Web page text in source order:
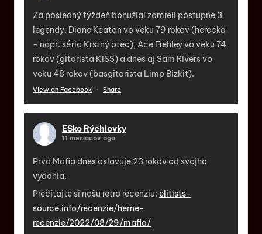
Za posledný týždeň bohužiaľ zomreli postupne 3
legendy. Diane Keaton vo veku 79 rokov (herečka
- napr. séria Krstný otec), Ace Frehley vo veku 74
rokov (gitarista KISS) a dnes aj Sam Rivers vo
veku 48 rokov (basgitarista Limp Bizkit).
View on Facebook · Share
ESko Rýchlovky
11 mesiacov ago
Prvá Mafia dnes oslavuje 23 rokov od svojho
vydania.
Prečítajte si našu retro recenziu: elitists-
source.info/recenzie/herne-
recenzie/2022/08/29/mafia/